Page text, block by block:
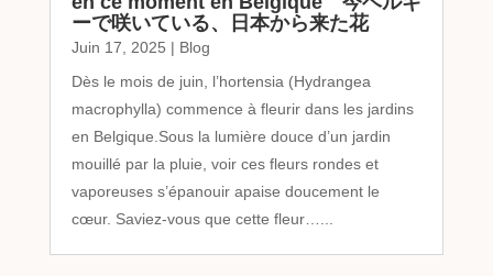
ーで咲いている、日本から来た花
Juin 17, 2025 | Blog
Dès le mois de juin, l’hortensia (Hydrangea
macrophylla) commence à fleurir dans les jardins
en Belgique.Sous la lumière douce d’un jardin
mouillé par la pluie, voir ces fleurs rondes et
vaporeuses s’épanouir apaise doucement le
cœur. Saviez-vous que cette fleur…...